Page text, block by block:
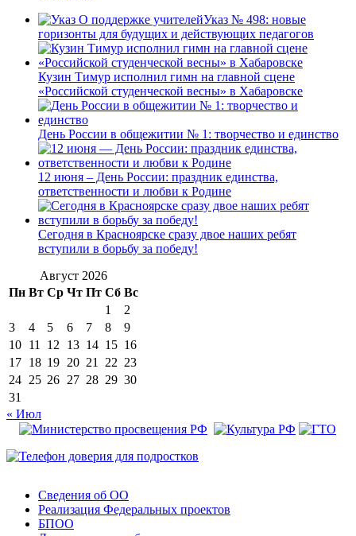
Указ № 498: новые
горизонты для будущих и действующих педагогов
Кузин Тимур исполнил гимн на главной сцене
«Российской студенческой весны» в Хабаровске
День России в общежитии № 1: творчество и единство
12 июня – День России: праздник единства,
ответственности и любви к Родине
Сегодня в Красноярске сразу двое наших ребят
вступили в борьбу за победу!
Август 2026
Пн Вт Ср Чт Пт Сб Вс
1
2
3
4 5 6 7 8
9
10 11 12 13 14 15 16
17 18 19 20 21 22 23
24 25 26 27 28 29 30
31
« Июл
Сведения об ОО
Реализация Федеральных проектов
БПОО